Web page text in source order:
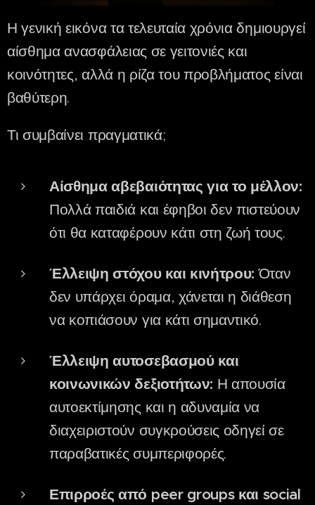
Η γενική εικόνα τα τελευταία χρόνια δημιουργεί
αίσθημα ανασφάλειας σε γειτονιές και
κοινότητες, αλλά η ρίζα του προβλήματος είναι
βαθύτερη.
Τι συμβαίνει πραγματικά;
Αίσθημα αβεβαιότητας για το μέλλον:
Πολλά παιδιά και έφηβοι δεν πιστεύουν
ότι θα καταφέρουν κάτι στη ζωή τους.
Έλλειψη στόχου και κινήτρου: Όταν
δεν υπάρχει όραμα, χάνεται η διάθεση
να κοπιάσουν για κάτι σημαντικό.
Έλλειψη αυτοσεβασμού και
κοινωνικών δεξιοτήτων: Η απουσία
αυτοεκτίμησης και η αδυναμία να
διαχειριστούν συγκρούσεις οδηγεί σε
παραβατικές συμπεριφορές.
Επιρροές από peer groups και social